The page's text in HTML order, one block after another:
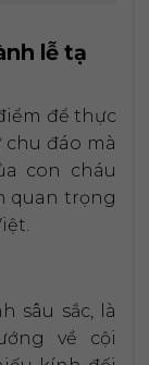
lễ tạ
để thực
đáo mà
con cháu
quan trọng
sâu sắc, là
về cội